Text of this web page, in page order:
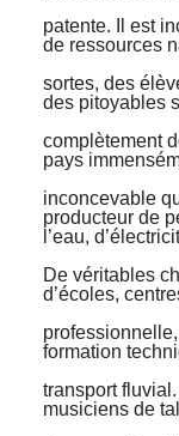
patente. Il est
de ressources
sortes, des
des pitoyables
complètement
pays
inconcevable
producteur de
l’eau,
De véritables
d’écoles,
formation
transport
musiciens de